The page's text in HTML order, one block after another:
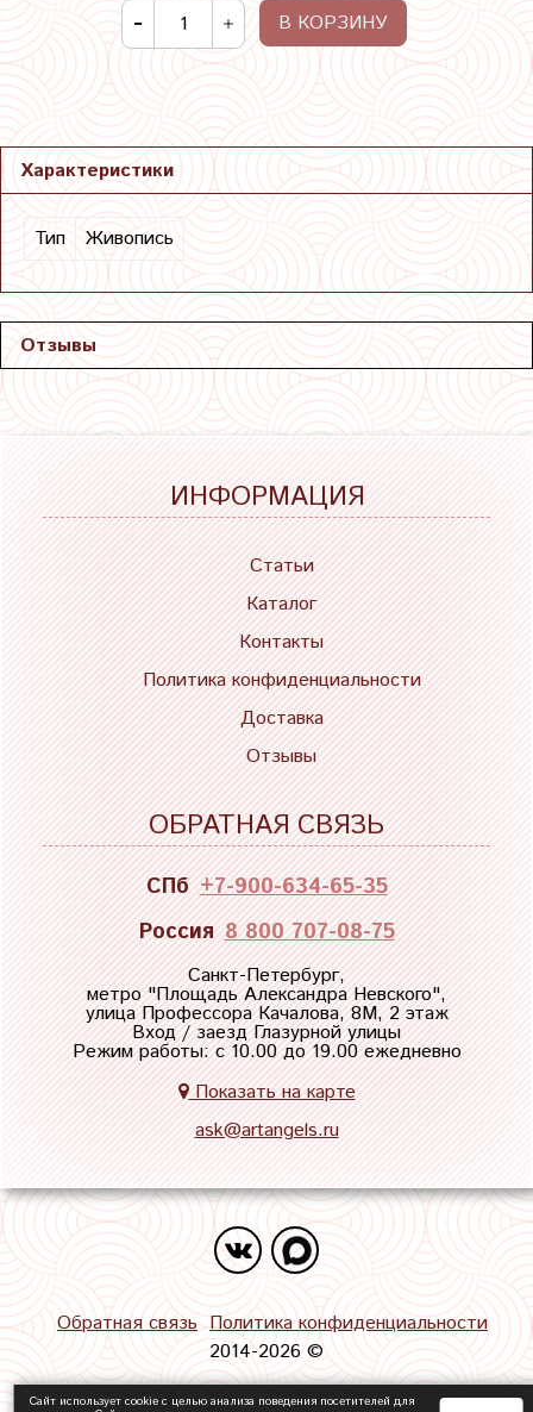
В КОРЗИНУ
Характеристики
Тип Живопись
Отзывы
ИНФОРМАЦИЯ
Статьи
Каталог
Контакты
Политика конфиденциальности
Доставка
Отзывы
ОБРАТНАЯ СВЯЗЬ
СПб +7-900-634-65-35
Россия 8 800 707-08-75
Санкт-Петербург,
метро "Площадь Александра Невского",
улица Профессора Качалова, 8М, 2 этаж
Вход / заезд Глазурной улицы
Режим работы: с 10.00 до 19.00 ежедневно
Показать на карте
ask@artangels.ru
Обратная связь Политика конфиденциальности
2014-2026 ©
Сайт использует cookie с целью анализа поведения посетителей для